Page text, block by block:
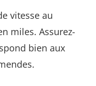
vitesse au
miles. Assurez-
bien aux